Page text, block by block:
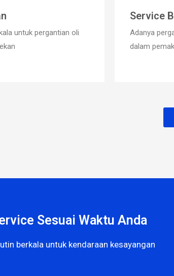
untuk pergantian oli
Service
Adanya
dalam
Sesuai Waktu Anda
berkala untuk kendaraan kesayangan